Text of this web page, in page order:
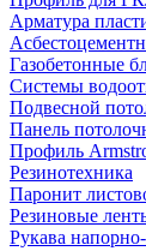
Арматура
Газобетонные
Системы
Подвесной
Панель
Профиль
Резинотехника
Паронит
Резиновые
Рукава